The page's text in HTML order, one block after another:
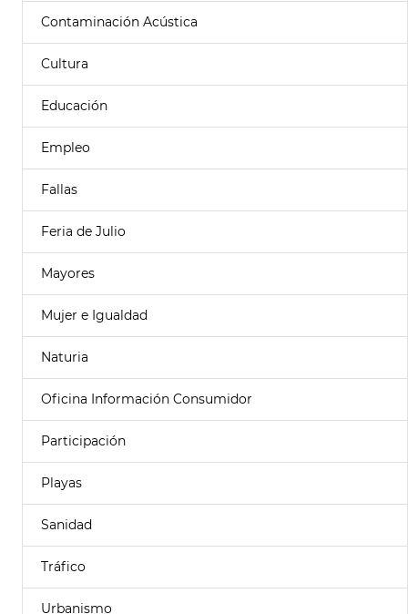
Contaminación Acústica
Cultura
Educación
Empleo
Fallas
Feria de Julio
Mayores
Mujer e Igualdad
Naturia
Oficina Información Consumidor
Participación
Playas
Sanidad
Tráfico
Urbanismo